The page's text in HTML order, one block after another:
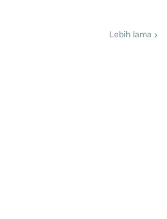
Lebih lama